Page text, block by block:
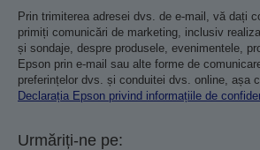
Prin trimiterea adresei dvs. de e-mail, vă dați
primiți comunicări de marketing, inclusiv
și sondaje, despre produsele, evenimentele,
Epson prin e-mail sau alte forme de
preferințelor dvs. și conduitei dvs. online, așa
Declarația Epson privind informațiile de
Urmăriți-ne pe: